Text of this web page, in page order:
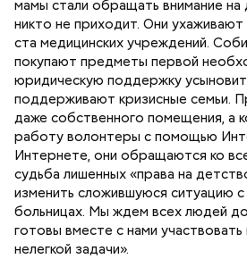
мамы стали обращать внимание на
никто не приходит. Они
ста медицинских учреждений.
покупают предметы первой
юридическую поддержку
поддерживают кризисные семьи.
даже собственного помещения, а
работу волонтеры с помощью
Интернете, они обращаются ко
судьба лишенных «права на
изменить сложившуюся ситуацию
больницах. Мы ждем всех людей
готовы вместе с нами
нелегкой задачи».